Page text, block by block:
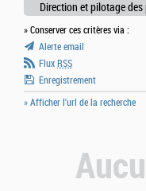
» Conserver ces critères via :
Alerte email
Flux RSS
Enregistrement
» Afficher l'url de la recherche